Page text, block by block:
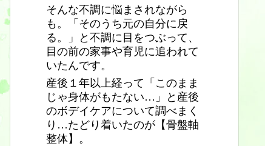
そんな不調に悩まされながら
も。「そのうち元の自分に戻
る。」と不調に目をつぶって、
目の前の家事や育児に追われて
いたんです。
産後１年以上経って「このまま
じゃ身体がもたない…」と産後
のボデイケアについて調べまく
り…たどり着いたのが【骨盤軸
整体】。